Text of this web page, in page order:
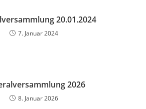
20.01.2024
7. Januar 2024
2026
8. Januar 2026